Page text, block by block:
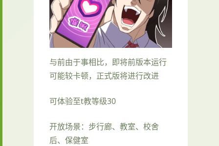
与前由于事相比，即将前版本运行
可能较卡顿，正式版将进行改进
可体验至t教等级30
开放场景：步行廊、教室、校舍
后、保健室